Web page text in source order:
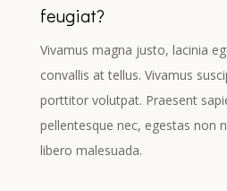
feugiat?
Vivamus magna justo, lacinia
convallis at tellus. Vivamus
porttitor volutpat. Praesent
pellentesque nec, egestas non
libero malesuada.